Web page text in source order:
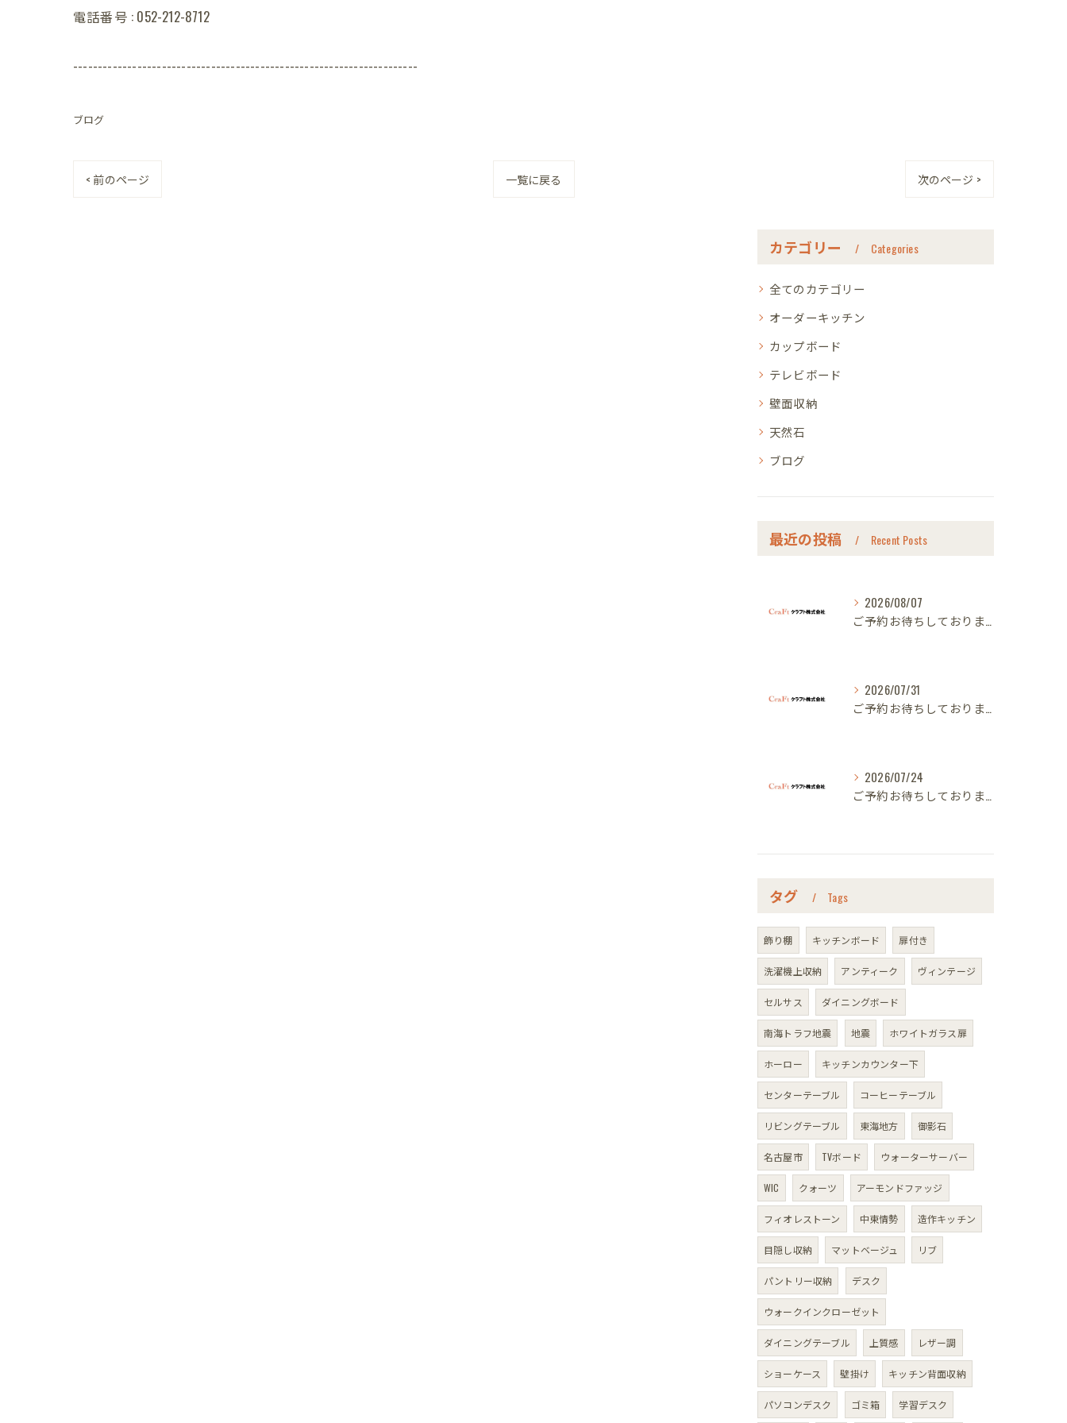
電話番号 : 052-212-8712
----------------------------------------------------------------------
ブログ
< 前のページ 一覧に戻る 次のページ >
カテゴリー Categories
全てのカテゴリー
オーダーキッチン
カップボード
テレビボード
壁面収納
天然石
ブログ
最近の投稿 Recent Posts
2026/08/07
ご予約お待ちしております｜名古屋のオーダー家具ならクラフト
2026/07/31
ご予約お待ちしております｜名古屋のオーダー家具ならクラフト
2026/07/24
ご予約お待ちしております｜名古屋のオーダー家具ならクラフト
タグ Tags
飾り棚 キッチンボード 扉付き
洗濯機上収納 アンティーク ヴィンテージ
セルサス ダイニングボード
南海トラフ地震 地震 ホワイトガラス扉
ホーロー キッチンカウンター下
センターテーブル コーヒーテーブル
リビングテーブル 東海地方 御影石
名古屋市 TVボード ウォーターサーバー
WIC クォーツ アーモンドファッジ
フィオレストーン 中東情勢 造作キッチン
目隠し収納 マットベージュ リブ
パントリー収納 デスク
ウォークインクローゼット
ダイニングテーブル 上質感 レザー調
ショーケース 壁掛け キッチン背面収納
パソコンデスク ゴミ箱 学習デスク